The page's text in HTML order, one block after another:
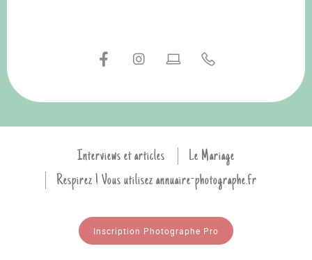
Interviews et articles
Le Mariage
Respirez ! Vous utilisez annuaire-photographe.fr
Inscription Photographe Pro